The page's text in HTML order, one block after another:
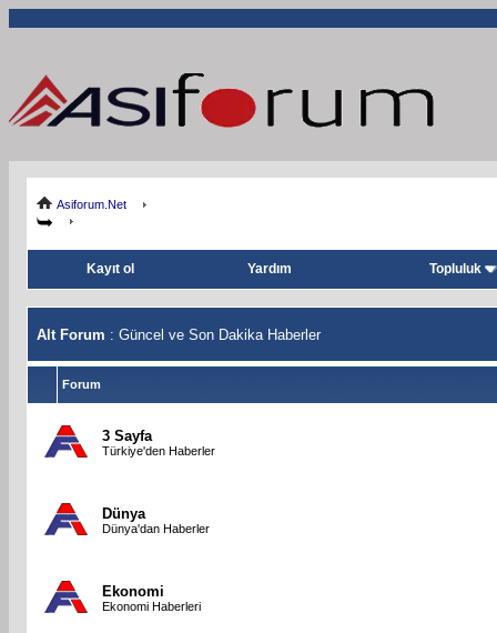
Asiforum.Net
Kayıt ol Yardım Topluluk
Alt Forum : Güncel ve Son Dakika Haberler
Forum
3 Sayfa
Türkiye'den Haberler
Dünya
Dünya'dan Haberler
Ekonomi
Ekonomi Haberleri